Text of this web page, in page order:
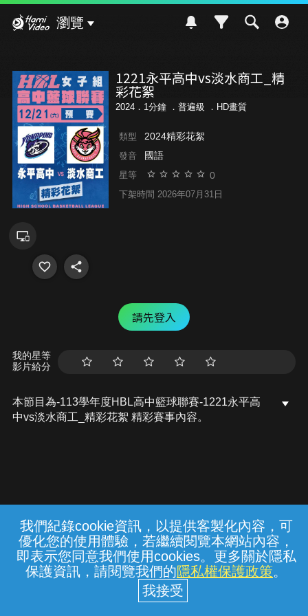
我們紀錄cookie資訊，以提供客製化內容，可
優化您的使用體驗，若繼續閱覽本網站內容，
即表示您同意我們使用cookies。更多關於隱私
保護資訊，請閱覽我們的隱私權保護政策。
瀏覽
1221永平高中vs淡水商工_精
彩花絮
2024．1分鐘 ． 普遍級 ．HD畫質
類型 2024精彩花絮
發音 國語
星等 0
下架時間 2026年07月31日
請先登入
我的星等
影片給分
本節目為-113學年度HBL高中籃球聯賽-1221永平高
中vs淡水商工_精彩花絮 精彩賽事內容。
常見問題 線上客服 服務條款 隱私權保護
中華電信股份有限公司個人家庭分公司
(統一編號：96979949) © 2026
{{notifyMsg}}